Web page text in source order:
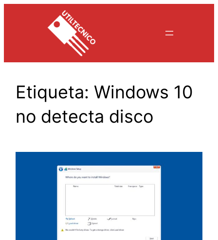
Etiqueta: Windows 10
no detecta disco